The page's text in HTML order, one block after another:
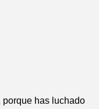
porque has luchado